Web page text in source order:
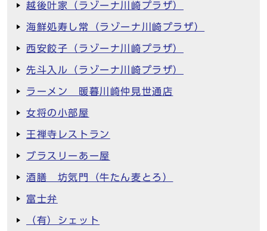
越後叶家（ラゾーナ川崎プラザ）
海鮮処寿し常（ラゾーナ川崎プラザ）
西安餃子（ラゾーナ川崎プラザ）
先斗入ル（ラゾーナ川崎プラザ）
ラーメン 暖暮川崎仲見世通店
女将の小部屋
王禅寺レストラン
ブラスリーあー屋
酒膳 坊気門（牛たん麦とろ）
富士弁
（有）シェット